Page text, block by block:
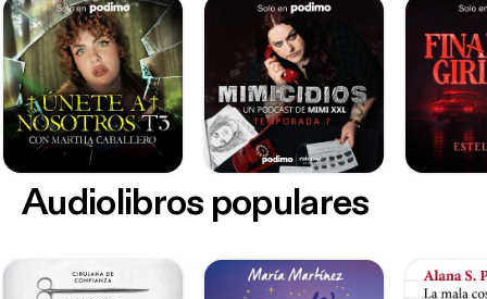
Audiolibros populares